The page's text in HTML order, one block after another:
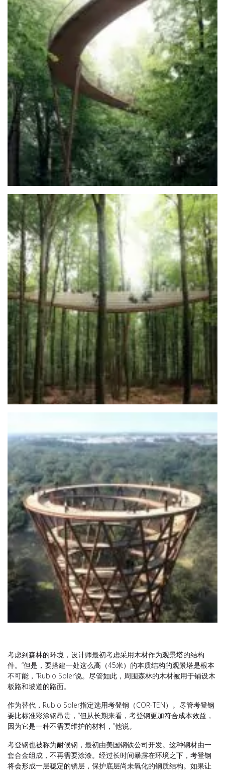
考虑到森林的环境，设计师最初考虑采用木材作为观景塔的结构
件。“但是，要搭建一处这么高（45米）的本质结构的观景塔是根本
不可能，”Rubio Soler说。尽管如此，周围森林的木材被用于铺设木
板路和坡道的路面。
作为替代，Rubio Soler指定选用考登钢（COR-TEN）。尽管考登钢
要比标准彩涂钢昂贵，“但从长期来看，考登钢更加符合成本效益，
因为它是一种不需要维护的材料，”他说。
考登钢也被称为耐候钢，最初由美国钢铁公司开发。这种钢材由一
套合金组成，不再需要涂漆。经过长时间暴露在环境之下，考登钢
将会形成一层稳定的锈层，保护底层尚未氧化的钢质结构。如果让